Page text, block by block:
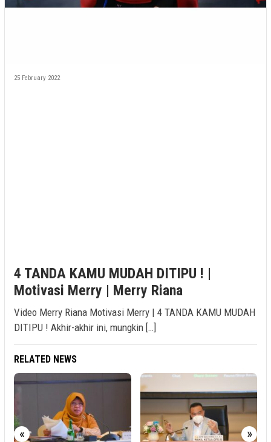
25 February 2022
4 TANDA KAMU MUDAH DITIPU ! |
Motivasi Merry | Merry Riana
Video Merry Riana Motivasi Merry | 4 TANDA KAMU MUDAH
DITIPU ! Akhir-akhir ini, mungkin […]
RELATED NEWS
« »